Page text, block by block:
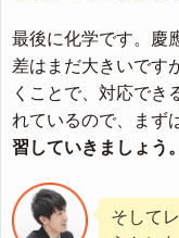
最後に化学です。慶
差はまだ大きいです
くことで、対応でき
れているので、まず
習していきましょう。
そして